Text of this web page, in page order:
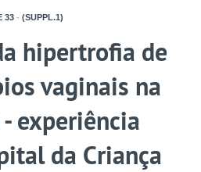
33 - (SUPPL.1)
hipertrofia de
vaginais na
experiência
da Criança